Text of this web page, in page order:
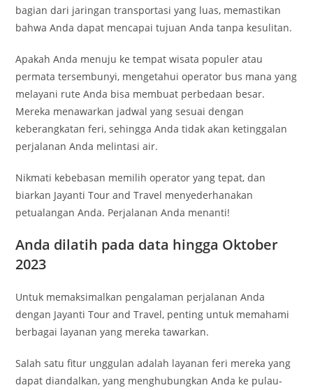
bagian dari jaringan transportasi yang luas, memastikan
bahwa Anda dapat mencapai tujuan Anda tanpa kesulitan.
Apakah Anda menuju ke tempat wisata populer atau
permata tersembunyi, mengetahui operator bus mana yang
melayani rute Anda bisa membuat perbedaan besar.
Mereka menawarkan jadwal yang sesuai dengan
keberangkatan feri, sehingga Anda tidak akan ketinggalan
perjalanan Anda melintasi air.
Nikmati kebebasan memilih operator yang tepat, dan
biarkan Jayanti Tour and Travel menyederhanakan
petualangan Anda. Perjalanan Anda menanti!
Anda dilatih pada data hingga Oktober
2023
Untuk memaksimalkan pengalaman perjalanan Anda
dengan Jayanti Tour and Travel, penting untuk memahami
berbagai layanan yang mereka tawarkan.
Salah satu fitur unggulan adalah layanan feri mereka yang
dapat diandalkan, yang menghubungkan Anda ke pulau-